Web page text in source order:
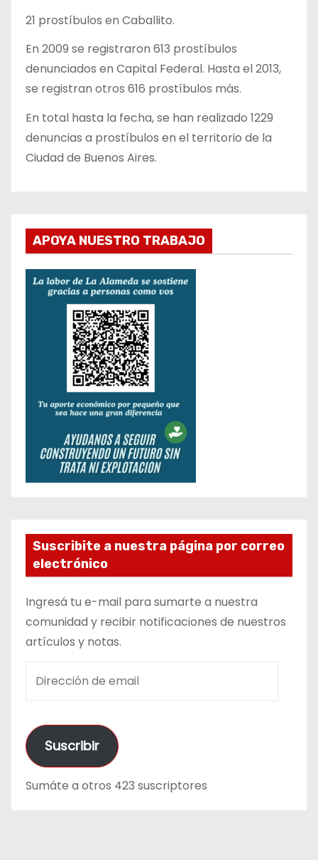
21 prostíbulos en Caballito.
En 2009 se registraron 613 prostíbulos
denunciados en Capital Federal. Hasta el 2013,
se registran otros 616 prostíbulos más.
En total hasta la fecha, se han realizado 1229
denuncias a prostíbulos en el territorio de la
Ciudad de Buenos Aires.
APOYA NUESTRO TRABAJO
Suscribite a nuestra página por correo
electrónico
Ingresá tu e-mail para sumarte a nuestra
comunidad y recibir notificaciones de nuestros
artículos y notas.
e
c
i
Suscribir
Sumáte a otros 423 suscriptores